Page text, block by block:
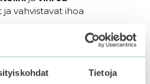
Tietoja
vahvistavat ihoa